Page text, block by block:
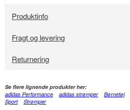
Produktinfo
Fragt og levering
Returnering
Se flere lignende produkter her:
adidas Performance
adidas strømper Børnetøj
Sport
Strømper